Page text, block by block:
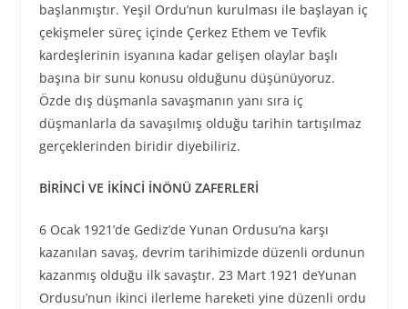
başlanmıştır. Yeşil Ordu’nun kurulması ile başlayan iç
çekişmeler süreç içinde Çerkez Ethem ve Tevfik
kardeşlerinin isyanına kadar gelişen olaylar başlı
başına bir sunu konusu olduğunu düşünüyoruz.
Özde dış düşmanla savaşmanın yanı sıra iç
düşmanlarla da savaşılmış olduğu tarihin tartışılmaz
gerçeklerinden biridir diyebiliriz.
BİRİNCİ VE İKİNCİ İNÖNÜ ZAFERLERİ
6 Ocak 1921’de Gediz’de Yunan Ordusu’na karşı
kazanılan savaş, devrim tarihimizde düzenli ordunun
kazanmış olduğu ilk savaştır. 23 Mart 1921 deYunan
Ordusu’nun ikinci ilerleme hareketi yine düzenli ordu